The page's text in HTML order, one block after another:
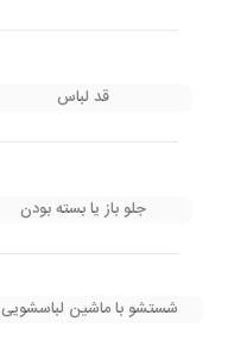
قد لباس
جلو باز یا بسته بودن
شستشو با ماشین لباسشویی